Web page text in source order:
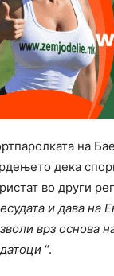
на
дека
во други
и дава на
врз основа
“.